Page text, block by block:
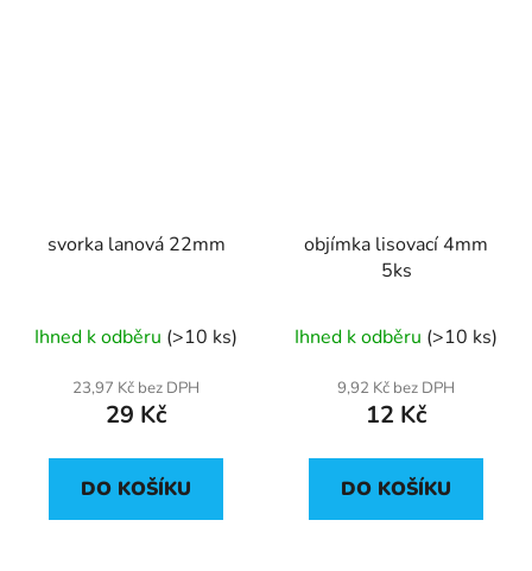
svorka lanová 22mm
Ihned k odběru (>10 ks)
23,97 Kč bez DPH
29 Kč
DO KOŠÍKU
objímka lisovací 4mm
5ks
Ihned k odběru (>10 ks)
9,92 Kč bez DPH
12 Kč
DO KOŠÍKU